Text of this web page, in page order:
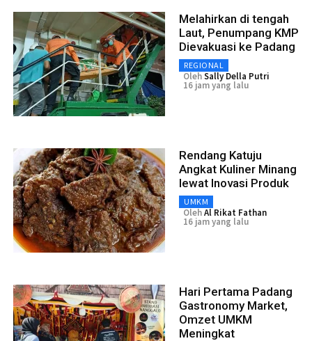
Melahirkan di tengah
Laut, Penumpang KMP
Dievakuasi ke Padang
REGIONAL
OlehSally Della Putri
16 jam yang lalu
Rendang Katuju
Angkat Kuliner Minang
lewat Inovasi Produk
UMKM
OlehAl Rikat Fathan
16 jam yang lalu
Hari Pertama Padang
Gastronomy Market,
Omzet UMKM
Meningkat